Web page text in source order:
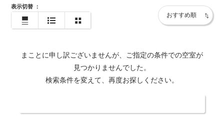
表示切替 ：
まことに申し訳ございませんが、ご指定の条件での空室が
見つかりませんでした。
検索条件を変えて、再度お探しください。